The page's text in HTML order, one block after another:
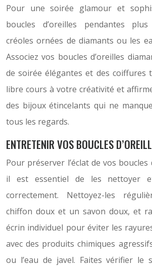
Pour une soirée glamour et
boucles d’oreilles pendantes
créoles ornées de diamants ou les
Associez vos boucles d’oreilles
de soirée élégantes et des coiffures
libre cours à votre créativité et
des bijoux étincelants qui ne
tous les regards.
ENTRETENIR VOS BOUCLES
Pour préserver l’éclat de vos boucles
il est essentiel de les nettoyer
correctement. Nettoyez-les
chiffon doux et un savon doux, et
écrin individuel pour éviter les
avec des produits chimiques
ou l’eau de javel. Faites vérifier le